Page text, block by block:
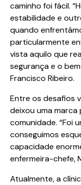
caminho foi fácil.
estabilidade e
quando
particularmente
vista aquilo que
segurança e o
Francisco Ribeiro.
Entre os desafios
deixou uma
comunidade. “Foi
conseguimos
capacidade
enfermeira-chefe,
Atualmente, a